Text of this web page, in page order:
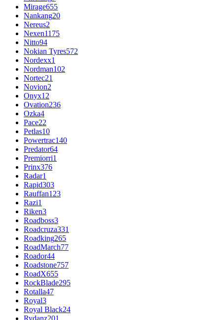
Mirage655
Nankang20
Nereus2
Nexen1175
Nitto94
Nokian Tyres572
Nordexx1
Nordman102
Nortec21
Novion2
Onyx12
Ovation236
Ozka4
Pace22
Petlas10
Powertrac140
Predator64
Premiorri1
Prinx376
Radar1
Rapid303
Rauffan123
Razi1
Riken3
Roadboss3
Roadcruza331
Roadking265
RoadMarch77
Roador44
Roadstone757
RoadX655
RockBlade295
Rotalla47
Royal3
Royal Black24
Rydanz201